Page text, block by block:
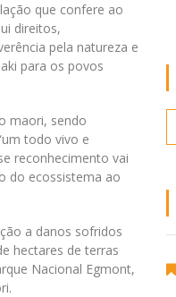
que confere ao
direitos,
pela natureza e
para os povos
maori, sendo
todo vivo e
reconhecimento vai
do ecossistema ao
a danos sofridos
hectares de terras
Nacional Egmont,